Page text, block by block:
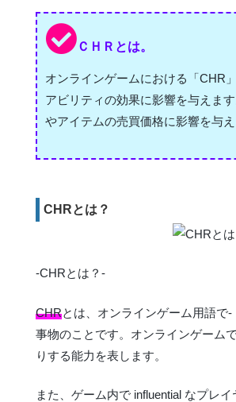
ＣＨＲとは。
オンラインゲームにおける「CHR
アビリティの効果に影響を与えま
やアイテムの売買価格に影響を与え
CHRとは？
-CHRとは？-
CHRとは、オンラインゲーム用語で
事物のことです。オンラインゲーム
りする能力を表します。
また、ゲーム内で influential なプレ